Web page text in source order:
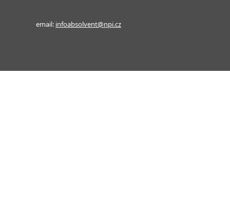
email: infoabsolvent@npi.cz